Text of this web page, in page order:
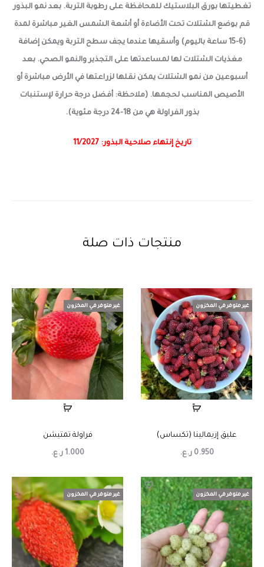
تغطيتها بورق البلاستيك للمحافظة على رطوبة التربة. بعد نمو البذور
قم بوضع الشتلات تحت الأضاءة أو أشعة الشمس الغير مباشرة لمدة
(6-15 ساعة باليوم) وأسقيها عندما يجف سطح التربة ويمكن إضافة
مغذيات الشتلات لها لمساعدتها على التجذير والنمو الصحي. بعد
أسبوعين من نمو الشتلات يمكن نقلها لزراعتها في الأرض مباشرة أو
الأصيص المناسب لحجمها. (ملاحظة: أفضل درجة حرارة لإستنبات
بذور الفراولة هي من 18-24 درجة مئوية).
تاريخ إنتهاء صلاحية البذور: 11/2027
منتجات ذات صلة
غير متوفر في المخزون
عليق إزيمالينا (تكساس)
0.950 ر.ع.
غير متوفر في المخزون
فراولة تمتيشن
1.000 ر.ع.
غير متوفر في المخزون غير متوفر في المخزون